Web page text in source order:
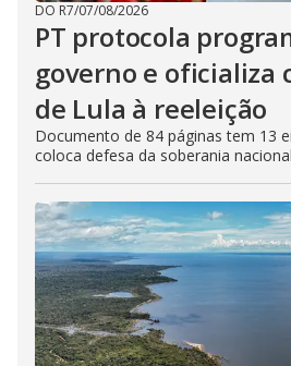
DO R7/07/08/2026
PT protocola
governo e oficializa
de Lula à reeleição
Documento de 84 páginas tem 13
coloca defesa da soberania